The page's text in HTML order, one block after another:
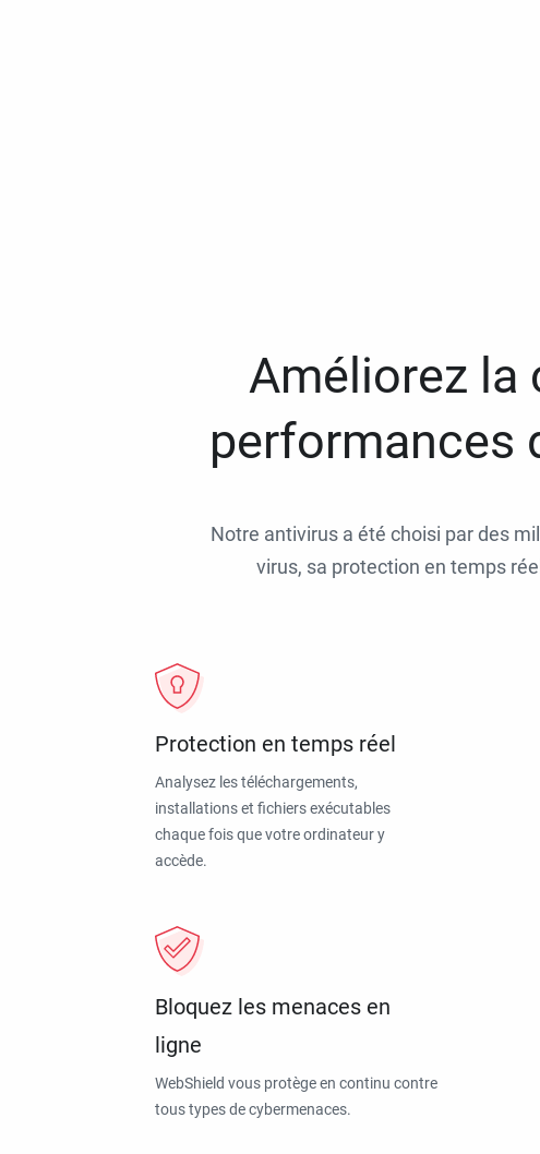
Améliorez la
performances
Notre antivirus a été choisi par des
virus, sa protection en temps
Protection en temps réel
Analysez les téléchargements,
installations et fichiers exécutables
chaque fois que votre ordinateur y
accède.
Bloquez les menaces en
ligne
WebShield vous protège en continu contre
tous types de cybermenaces.